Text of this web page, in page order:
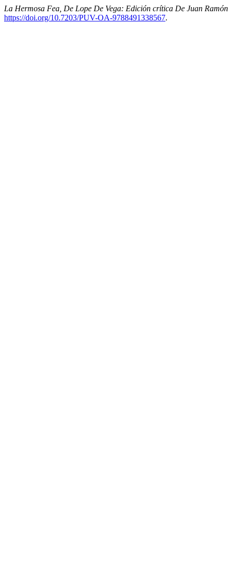
La Hermosa Fea, De Lope De Vega: Edición crítica De Juan
https://doi.org/10.7203/PUV-OA-9788491338567.